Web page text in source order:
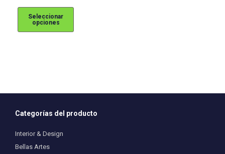
precios:
desde
20,16€
hasta
Seleccionar
opciones
opciones
pueden
en
página
Categorías del producto
Interior & Design
Bellas Artes